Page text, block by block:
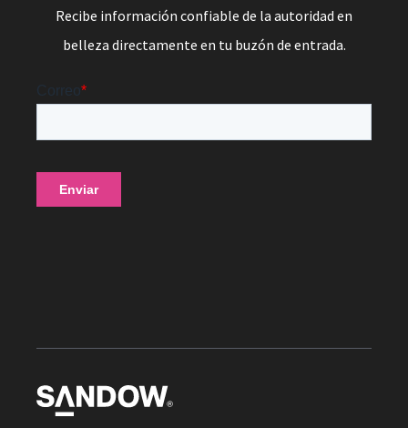
Recibe información confiable de la autoridad en
belleza directamente en tu buzón de entrada.